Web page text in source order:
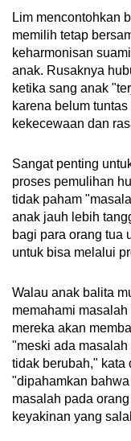
Lim mencontohkan
memilih tetap
keharmonisan
anak. Rusaknya
ketika sang anak
karena belum
kekecewaan dan
Sangat penting
proses pemulihan
tidak paham
anak jauh lebih
bagi para orang tua
untuk bisa melalui
Walau anak balita
memahami
mereka akan
"meski ada
tidak berubah," kata
"dipahamkan
masalah pada
keyakinan yang